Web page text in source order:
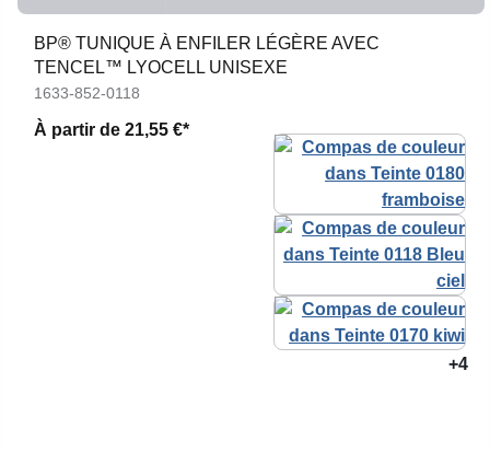
BP® TUNIQUE À ENFILER LÉGÈRE AVEC
TENCEL™ LYOCELL UNISEXE
1633-852-0118
À partir de 21,55 €*
+4